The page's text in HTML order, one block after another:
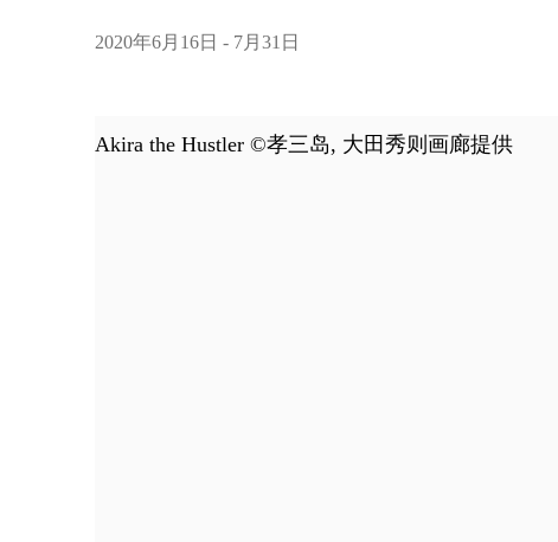
2020年6月16日 - 7月31日
Akira the Hustler ©孝三岛, 大田秀则画廊提供